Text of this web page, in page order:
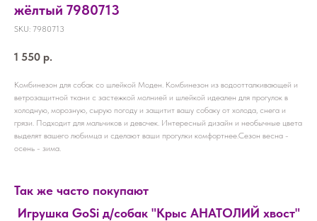
жёлтый 7980713
SKU: 7980713
1 550 р.
Комбинезон для собак со шлейкой Моден. Комбинезон из водоотталкивающей и
ветрозащитной ткани с застежкой молнией и шлейкой идеален для прогулок в
холодную, морозную, сырую погоду и защитит вашу собаку от холода, снега и
грязи. Подходит для мальчиков и девочек. Интересный дизайн и необычные цвета
выделят вашего любимца и сделают ваши прогулки комфортнее.Сезон весна -
осень - зима.
Так же часто покупают
Игрушка GoSi д/собак "Крыс АНАТОЛИЙ хвост"